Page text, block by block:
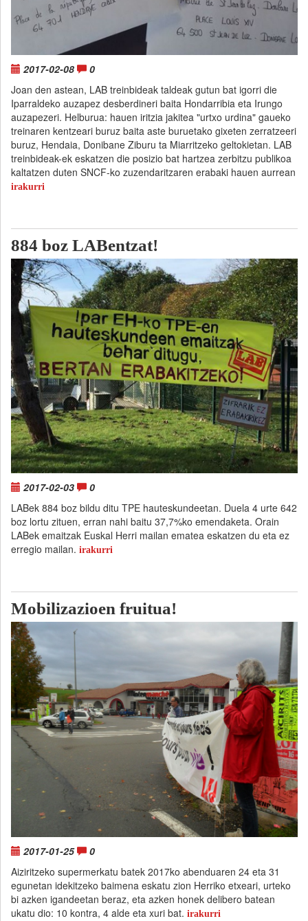
2017-02-08
0
Joan den astean, LAB treinbideak taldeak gutun bat igorri die
Iparraldeko auzapez desberdineri baita Hondarribia eta Irungo
auzapezeri. Helburua: hauen iritzia jakitea "urtxo urdina" gaueko
treinaren kentzeari buruz baita aste buruetako gixeten zerratzeeri
buruz, Hendaia, Donibane Ziburu ta Miarritzeko geltokietan. LAB
treinbideak-ek eskatzen die posizio bat hartzea zerbitzu publikoa
kaltatzen duten SNCF-ko zuzendaritzaren erabaki hauen aurrean
irakurri
884 boz LABentzat!
2017-02-03
0
LABek 884 boz bildu ditu TPE hauteskundeetan. Duela 4 urte 642
boz lortu zituen, erran nahi baitu 37,7%ko emendaketa. Orain
LABek emaitzak Euskal Herri mailan ematea eskatzen du eta ez
erregio mailan. irakurri
Mobilizazioen fruitua!
2017-01-25
0
Aiziritzeko supermerkatu batek 2017ko abenduaren 24 eta 31
egunetan idekitzeko baimena eskatu zion Herriko etxeari, urteko
bi azken igandeetan beraz, eta azken honek delibero batean
ukatu dio: 10 kontra, 4 alde eta xuri bat. irakurri